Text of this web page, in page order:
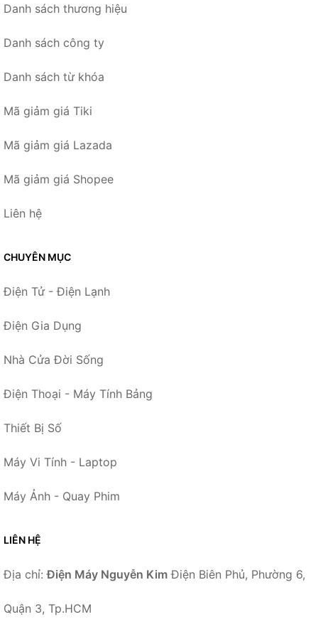
Danh sách thương hiệu
Danh sách công ty
Danh sách từ khóa
Mã giảm giá Tiki
Mã giảm giá Lazada
Mã giảm giá Shopee
Liên hệ
CHUYÊN MỤC
Điện Tử - Điện Lạnh
Điện Gia Dụng
Nhà Cửa Đời Sống
Điện Thoại - Máy Tính Bảng
Thiết Bị Số
Máy Vi Tính - Laptop
Máy Ảnh - Quay Phim
LIÊN HỆ
Địa chỉ:Điện Máy Nguyễn Kim Điện Biên Phủ, Phường 6,
Quận 3, Tp.HCM